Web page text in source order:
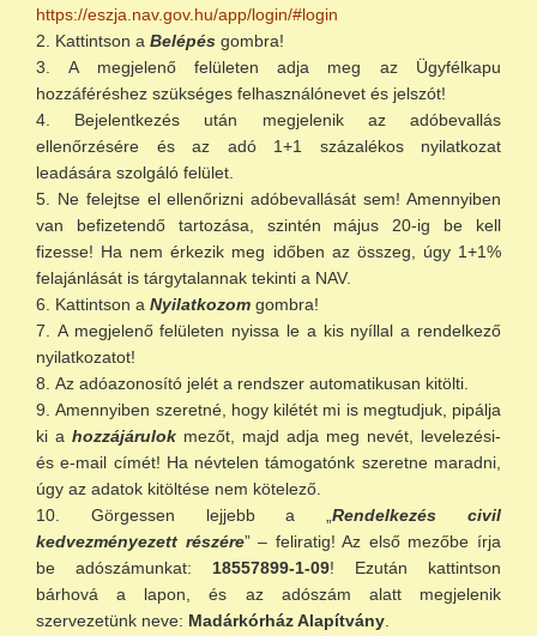
https://eszja.nav.gov.hu/app/login/#login
Kattintson a Belépés gombra!
A megjelenő felületen adja meg az Ügyfélkapu
hozzáféréshez szükséges felhasználónevet és jelszót!
Bejelentkezés után megjelenik az adóbevallás
ellenőrzésére és az adó 1+1 százalékos nyilatkozat
leadására szolgáló felület.
Ne felejtse el ellenőrizni adóbevallását sem! Amennyiben
van befizetendő tartozása, szintén május 20-ig be kell
fizesse! Ha nem érkezik meg időben az összeg, úgy 1+1%
felajánlását is tárgytalannak tekinti a NAV.
Kattintson a Nyilatkozom gombra!
A megjelenő felületen nyissa le a kis nyíllal a rendelkező
nyilatkozatot!
Az adóazonosító jelét a rendszer automatikusan kitölti.
Amennyiben szeretné, hogy kilétét mi is megtudjuk, pipálja
ki a hozzájárulok mezőt, majd adja meg nevét, levelezési-
és e-mail címét! Ha névtelen támogatónk szeretne maradni,
úgy az adatok kitöltése nem kötelező.
Görgessen lejjebb a „Rendelkezés civil
kedvezményezett részére” – feliratig! Az első mezőbe írja
be adószámunkat: 18557899-1-09! Ezután kattintson
bárhová a lapon, és az adószám alatt megjelenik
szervezetünk neve: Madárkórház Alapítvány.